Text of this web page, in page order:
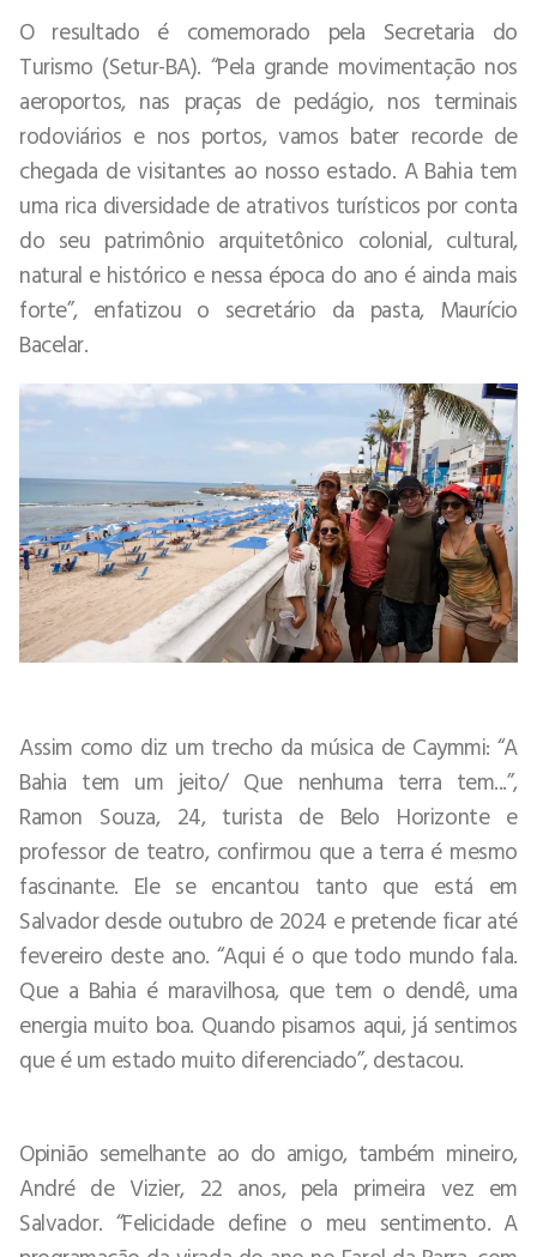
O resultado é comemorado pela Secretaria do
Turismo (Setur-BA). “Pela grande movimentação nos
aeroportos, nas praças de pedágio, nos terminais
rodoviários e nos portos, vamos bater recorde de
chegada de visitantes ao nosso estado. A Bahia tem
uma rica diversidade de atrativos turísticos por conta
do seu patrimônio arquitetônico colonial, cultural,
natural e histórico e nessa época do ano é ainda mais
forte”, enfatizou o secretário da pasta, Maurício
Bacelar.
Assim como diz um trecho da música de Caymmi: “A
Bahia tem um jeito/ Que nenhuma terra tem...”,
Ramon Souza, 24, turista de Belo Horizonte e
professor de teatro, confirmou que a terra é mesmo
fascinante. Ele se encantou tanto que está em
Salvador desde outubro de 2024 e pretende ficar até
fevereiro deste ano. “Aqui é o que todo mundo fala.
Que a Bahia é maravilhosa, que tem o dendê, uma
energia muito boa. Quando pisamos aqui, já sentimos
que é um estado muito diferenciado”, destacou.
Opinião semelhante ao do amigo, também mineiro,
André de Vizier, 22 anos, pela primeira vez em
Salvador. “Felicidade define o meu sentimento. A